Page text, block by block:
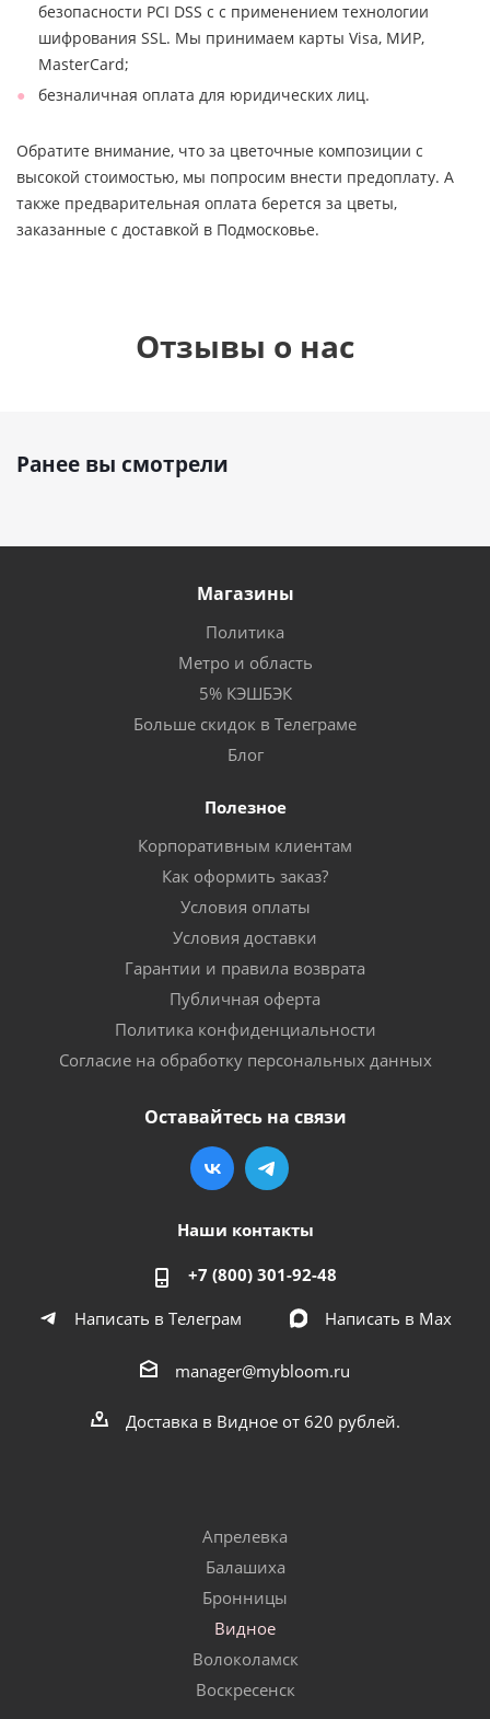
безопасности PCI DSS с с применением технологии
шифрования SSL. Мы принимаем карты Visa, МИР,
MasterCard;
безналичная оплата для юридических лиц.
Обратите внимание, что за цветочные композиции с
высокой стоимостью, мы попросим внести предоплату. А
также предварительная оплата берется за цветы,
заказанные с доставкой в Подмосковье.
Отзывы о нас
Ранее вы смотрели
Магазины
Политика
Метро и область
5% КЭШБЭК
Больше скидок в Телеграме
Блог
Полезное
Корпоративным клиентам
Как оформить заказ?
Условия оплаты
Условия доставки
Гарантии и правила возврата
Публичная оферта
Политика конфиденциальности
Согласие на обработку персональных данных
Оставайтесь на связи
Наши контакты
+7 (800) 301-92-48
Написать в Телеграм
Написать в Мах
manager@mybloom.ru
Доставка в Видное от 620 рублей.
Апрелевка
Балашиха
Бронницы
Видное
Волоколамск
Воскресенск